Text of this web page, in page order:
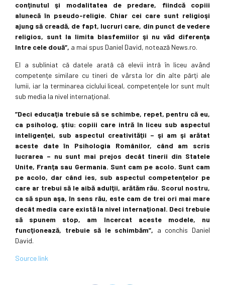
conţinutul şi modalitatea de predare, fiindcă copiii
alunecă în pseudo-religie. Chiar cei care sunt religioşi
ajung să creadă, de fapt, lucruri care, din punct de vedere
religios, sunt la limita blasfemiilor şi nu văd diferenţa
între cele două”, a mai spus Daniel David, notează News.ro.
El a subliniat că datele arată că elevii intră în liceu având
competenţe similare cu tineri de vârsta lor din alte părţi ale
lumii, iar la terminarea ciclului liceal, competenţele lor sunt mult
sub media la nivel internaţional.
”Deci educaţia trebuie să se schimbe, repet, pentru că eu,
ca psiholog, ştiu: copiii care intră în liceu sub aspectul
inteligenţei, sub aspectul creativităţii – şi am şi arătat
aceste date în Psihologia Românilor, când am scris
lucrarea – nu sunt mai prejos decât tinerii din Statele
Unite, Franţa sau Germania. Sunt cam pe acolo. Sunt cam
pe acolo, dar când ies, sub aspectul competenţelor pe
care ar trebui să le aibă adulţii, arătăm rău. Scorul nostru,
ca să spun aşa, în sens rău, este cam de trei ori mai mare
decât media care există la nivel internaţional. Deci trebuie
să spunem stop, am încercat aceste modele, nu
funcţionează, trebuie să le schimbăm”, a conchis Daniel
David.
Source link